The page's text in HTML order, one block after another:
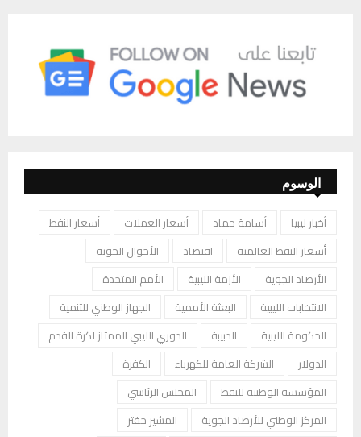
الوسوم
أخبار ليبيا أسامة حماد أسعار العملات
أسعار النفط
أسعار النفط العالمية
اقتصاد
الأحوال الجوية
الأرصاد الجوية
الأزمة الليبية
الأمم المتحدة
الانتخابات الليبية
البعثة الأممية
الجهاز الوطني للتنمية
الحكومة الليبية
الدبيبة
الدوري الليبي الممتاز لكرة القدم
الدولار
الشركة العامة للكهرباء
الكفرة
المؤسسة الوطنية للنفط
المجلس الرئاسي
المركز الوطني للأرصاد الجوية
المشير حفتر